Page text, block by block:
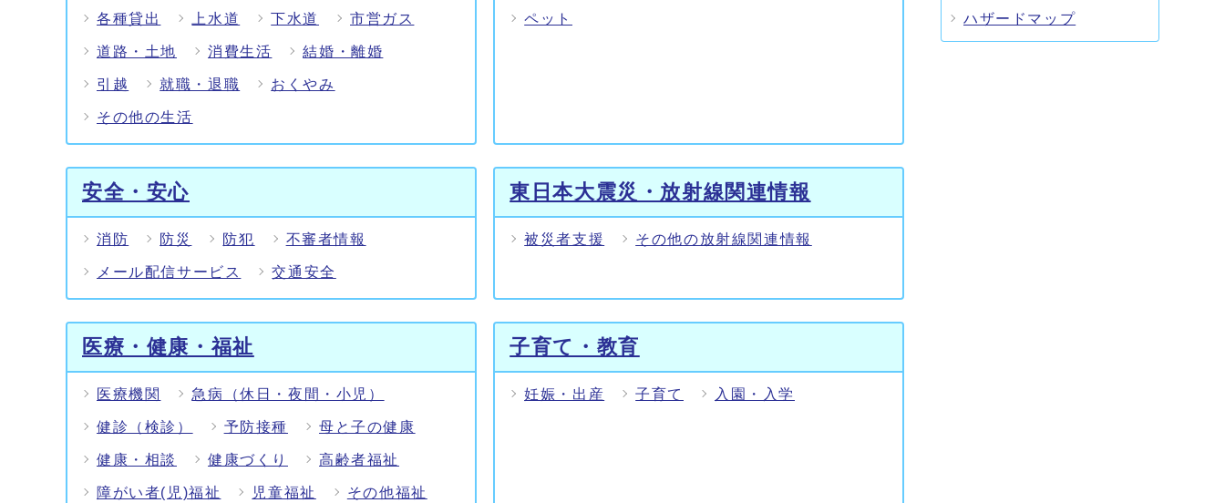
各種貸出 上水道 下水道 市営ガス
道路・土地 消費生活 結婚・離婚
引越 就職・退職 おくやみ
その他の生活
ペット
安全・安心
消防 防災 防犯 不審者情報
メール配信サービス 交通安全
東日本大震災・放射線関連情報
被災者支援 その他の放射線関連情報
医療・健康・福祉
医療機関 急病（休日・夜間・小児）
健診（検診） 予防接種 母と子の健康
健康・相談 健康づくり 高齢者福祉
障がい者(児)福祉 児童福祉 その他福祉
子育て・教育
妊娠・出産 子育て 入園・入学
ハザードマップ